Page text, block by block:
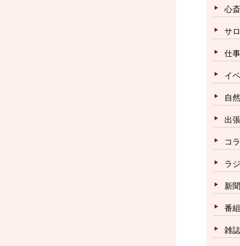
心
サ
仕
イ
自
出
コ
ラ
新聞
番組
雑